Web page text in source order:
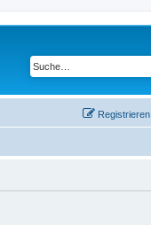
Registrieren